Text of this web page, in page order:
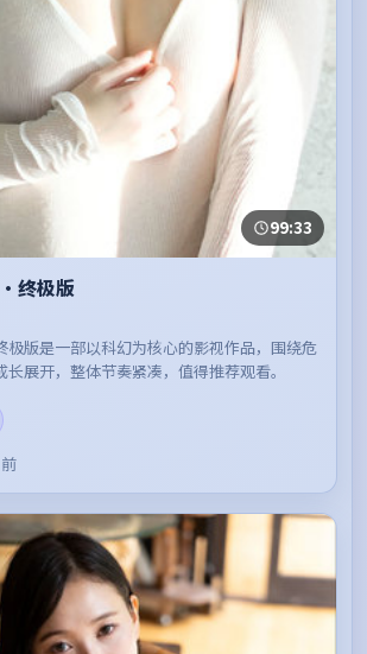
99:33
终极版
版是一部以科幻为核心的影视作品，围绕危
展开，整体节奏紧凑，值得推荐观看。